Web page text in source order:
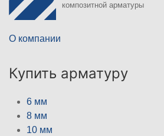
композитной арматуры
О компании
Купить арматуру
6 мм
8 мм
10 мм